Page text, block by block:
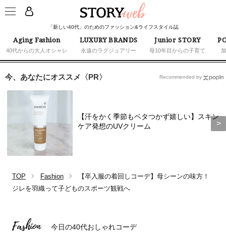
「新しい40代」のためのファッション&ライフスタイル誌
Aging Fashion
40代からの大人オシャレ
LUXURY BRANDS
永遠のラグジュアリー
Junior STORY
母10年目からの子育て
今、あなたにオススメ〈PR〉
【汗をかく季節もベタつかず嬉しい】スキン
ケア発想のUVクリーム
Recommended by
TOP Fashion
【卒入服の着回しコーデ】母シーンの味方！
ジレを羽織って子どものスポーツ観戦へ
Fashion 今日の40代おしゃれコーデ